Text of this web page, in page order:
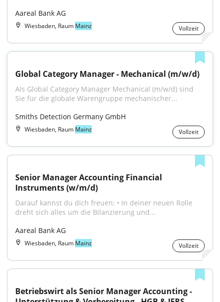
Aareal Bank AG
Wiesbaden, Raum Mainz Vollzeit
Global Category Manager - Mechanical (m/w/d)
Als Global Category Manager Mechanical (m/w/d) sind
Sie für die globale Warengruppe mechanischer...
Smiths Detection Germany GmbH
Wiesbaden, Raum Mainz Vollzeit
Senior Manager Accounting Financial
Instruments (w/m/d)
Darauf kannst du dich freuen: • In deiner neuen Rolle
dreht sich alles um die Bilanzierung und...
Aareal Bank AG
Wiesbaden, Raum Mainz Vollzeit
Betriebswirt als Senior Manager Accounting -